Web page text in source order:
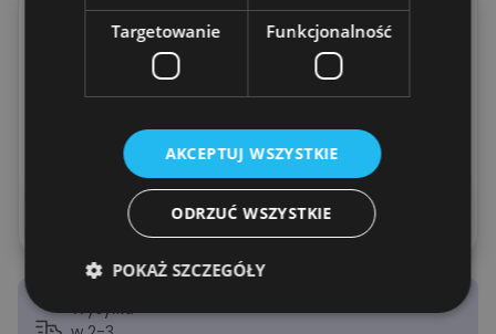
Wybierz ile dzieci na koszulce?
5
8
Podglądnij swoją koszulkę
Wysyłka
Targetowanie Funkcjonalność
AKCEPTUJ WSZYSTKIE
ODRZUĆ WSZYSTKIE
POKAŻ SZCZEGÓŁY